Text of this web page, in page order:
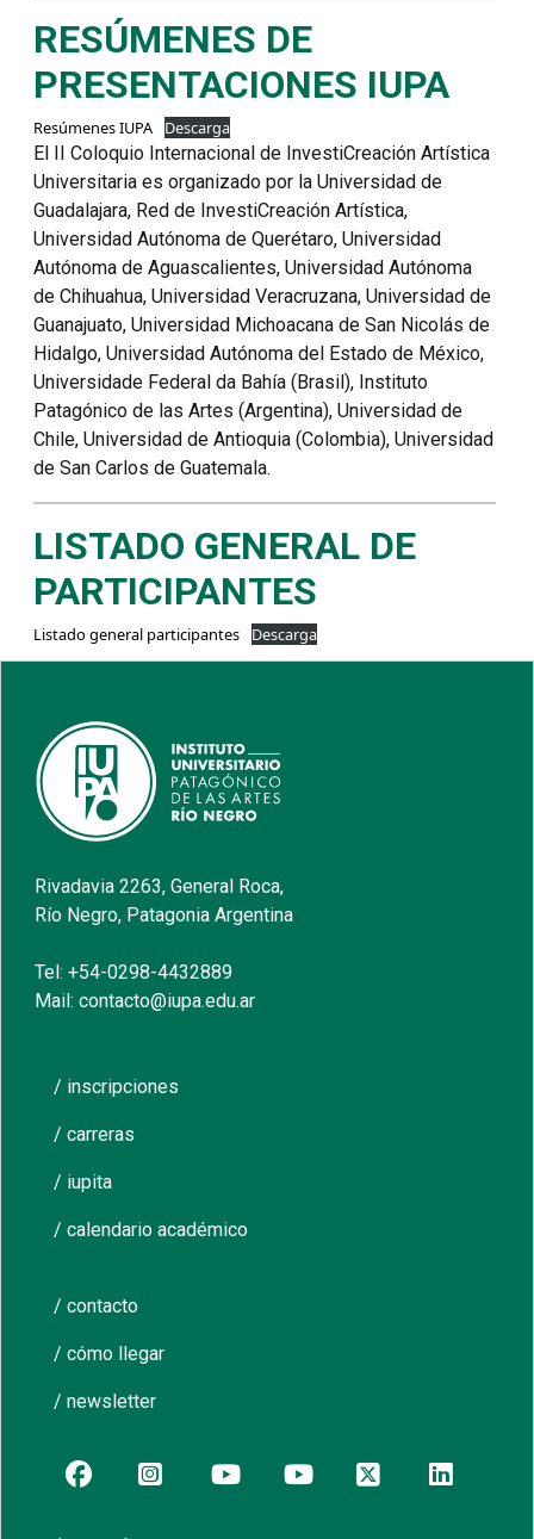
RESÚMENES DE
PRESENTACIONES IUPA
Resúmenes IUPA Descarga
El II Coloquio Internacional de InvestiCreación Artística
Universitaria es organizado por la Universidad de
Guadalajara, Red de InvestiCreación Artística,
Universidad Autónoma de Querétaro, Universidad
Autónoma de Aguascalientes, Universidad Autónoma
de Chihuahua, Universidad Veracruzana, Universidad de
Guanajuato, Universidad Michoacana de San Nicolás de
Hidalgo, Universidad Autónoma del Estado de México,
Universidade Federal da Bahía (Brasil), Instituto
Patagónico de las Artes (Argentina), Universidad de
Chile, Universidad de Antioquia (Colombia), Universidad
de San Carlos de Guatemala.
LISTADO GENERAL DE
PARTICIPANTES
Listado general participantes Descarga
Rivadavia 2263, General Roca,
Río Negro, Patagonia Argentina
Tel: +54-0298-4432889
Mail: contacto@iupa.edu.ar
/ inscripciones
/ carreras
/ iupita
/ calendario académico
/ contacto
/ cómo llegar
/ newsletter